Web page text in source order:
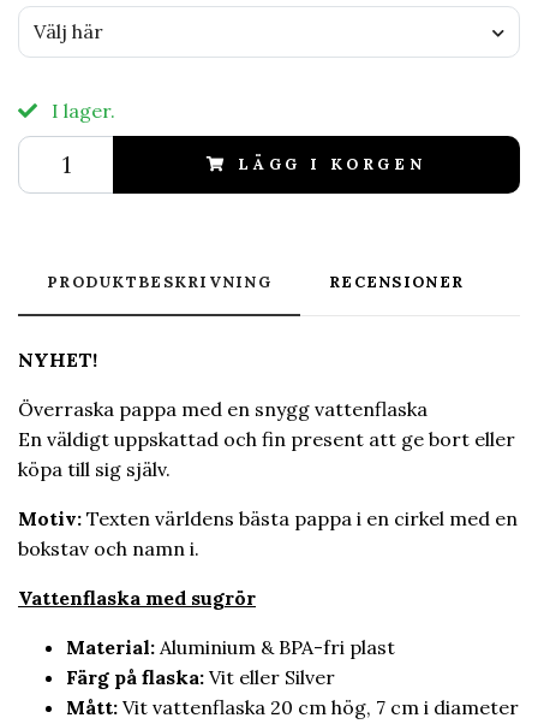
Välj här
I lager.
LÄGG I KORGEN
PRODUKTBESKRIVNING RECENSIONER
NYHET!
Överraska pappa med en snygg vattenflaska
En väldigt uppskattad och fin present att ge bort eller
köpa till sig själv.
Motiv: Texten världens bästa pappa i en cirkel med en
bokstav och namn i.
Vattenflaska med sugrör
Material: Aluminium & BPA-fri plast
Färg på flaska: Vit eller Silver
Mått: Vit vattenflaska 20 cm hög, 7 cm i diameter